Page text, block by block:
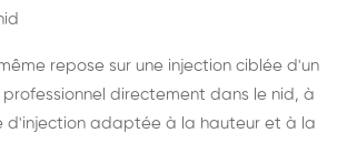
repose sur une injection ciblée d'un
directement dans le nid, à
d'injection adaptée à la hauteur et à la